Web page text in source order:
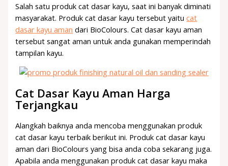
Salah satu produk cat dasar kayu, saat ini banyak diminati
masyarakat. Produk cat dasar kayu tersebut yaitucat
dasar kayu aman dari BioColours. Cat dasar kayu aman
tersebut sangat aman untuk anda gunakan memperindah
tampilan kayu.
Cat Dasar Kayu Aman Harga
Terjangkau
Alangkah baiknya anda mencoba menggunakan produk
cat dasar kayu terbaik berikut ini. Produk cat dasar kayu
aman dari BioColours yang bisa anda coba sekarang juga.
Apabila anda menggunakan produk cat dasar kayu maka